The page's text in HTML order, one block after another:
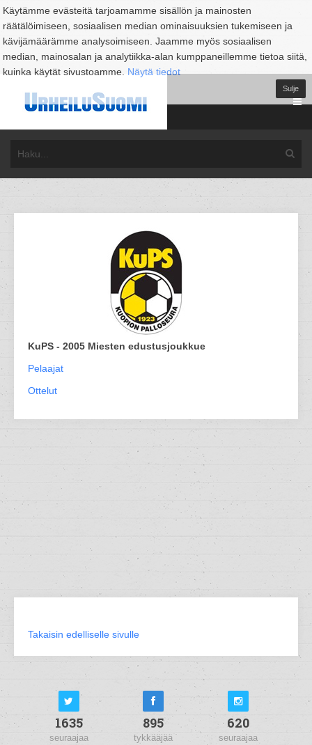
Käytämme evästeitä tarjoamamme sisällön ja mainosten
räätälöimiseen, sosiaalisen median ominaisuuksien tukemiseen ja
kävijämäärämme analysoimiseen. Jaamme myös sosiaalisen
median, mainosalan ja analytiikka-alan kumppaneillemme tietoa siitä,
kuinka käytät sivustoamme. Näytä tiedot
Sulje
KuPS - 2005 Miesten edustusjoukkue
Pelaajat
Ottelut
Takaisin edelliselle sivulle
1635
seuraajaa
895
tykkääjää
620
seuraajaa